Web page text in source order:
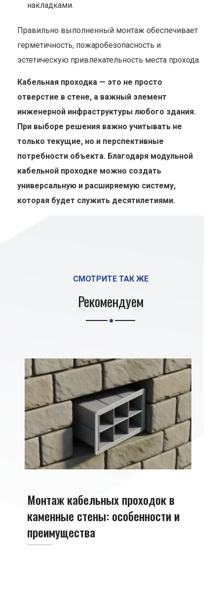
накладками.
Правильно выполненный монтаж обеспечивает
герметичность, пожаробезопасность и
эстетическую привлекательность места прохода.
Кабельная проходка — это не просто
отверстие в стене, а важный элемент
инженерной инфраструктуры любого здания.
При выборе решения важно учитывать не
только текущие, но и перспективные
потребности объекта. Благодаря модульной
кабельной проходке можно создать
универсальную и расширяемую систему,
которая будет служить десятилетиями.
СМОТРИТЕ ТАК ЖЕ
Рекомендуем
Монтаж кабельных проходок в
каменные стены: особенности и
преимущества